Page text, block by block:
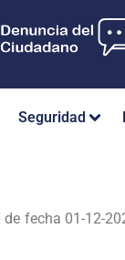
Seguridad
fecha 01-12-